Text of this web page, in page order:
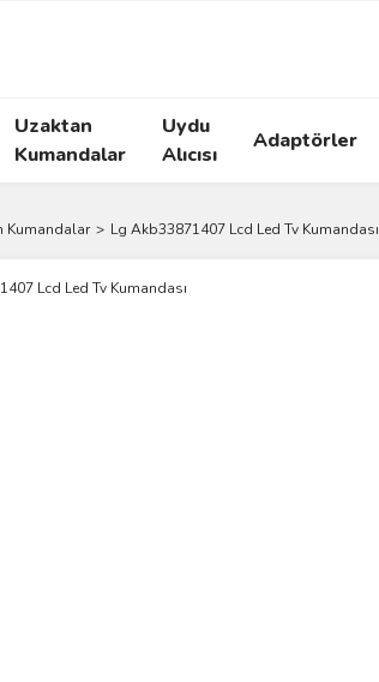
Uzaktan
Kumandalar
Uydu
Alıcısı
Adaptörler
Kumandalar Lg Akb33871407 Lcd Led Tv Kumandası